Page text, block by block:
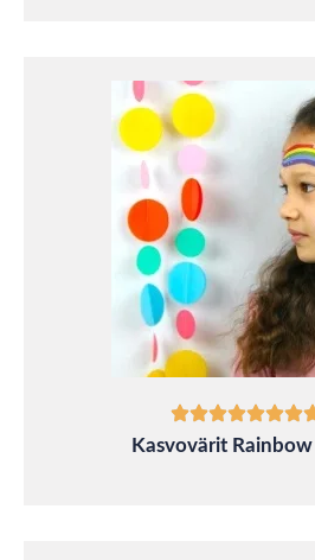
Kasvovärit